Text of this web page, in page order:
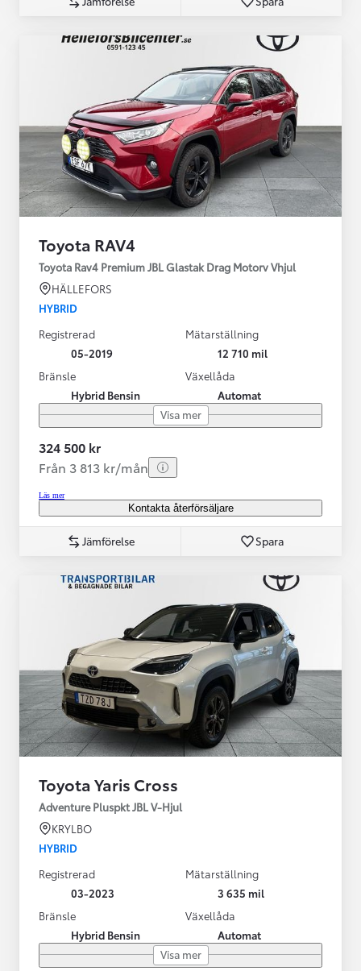
Toyota RAV4
Toyota Rav4 Premium JBL Glastak Drag Motorv Vhjul
HÄLLEFORS
HYBRID
Registrerad
05-2019
Mätarställning
12 710 mil
Bränsle
Hybrid Bensin
Växellåda
Automat
Visa mer
324 500 kr
Från 3 813 kr/mån
Läs mer
Kontakta återförsäljare
Jämförelse Spara
Toyota Yaris Cross
Adventure Pluspkt JBL V-Hjul
KRYLBO
HYBRID
Registrerad
03-2023
Mätarställning
3 635 mil
Bränsle
Hybrid Bensin
Växellåda
Automat
Visa mer